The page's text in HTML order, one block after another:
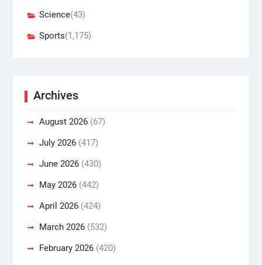
Science(43)
Sports(1,175)
Archives
August 2026(67)
July 2026(417)
June 2026(430)
May 2026(442)
April 2026(424)
March 2026(532)
February 2026(420)